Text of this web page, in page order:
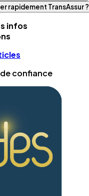
rapidement TransAssur ?
infos
confiance